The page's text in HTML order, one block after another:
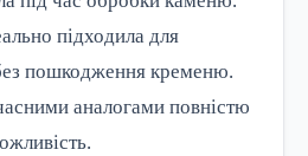
підходила для
пошкодження кременю.
аналогами повністю